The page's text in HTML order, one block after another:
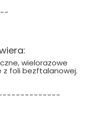
wielorazowe
z foli bezftalanowej.